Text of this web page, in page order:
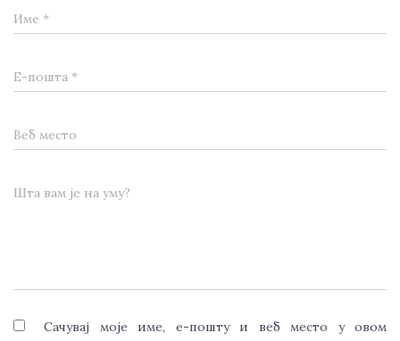
Име *
Е-пошта *
Веб место
Шта вам је на уму?
Сачувај моје име, е-пошту и веб место у овом